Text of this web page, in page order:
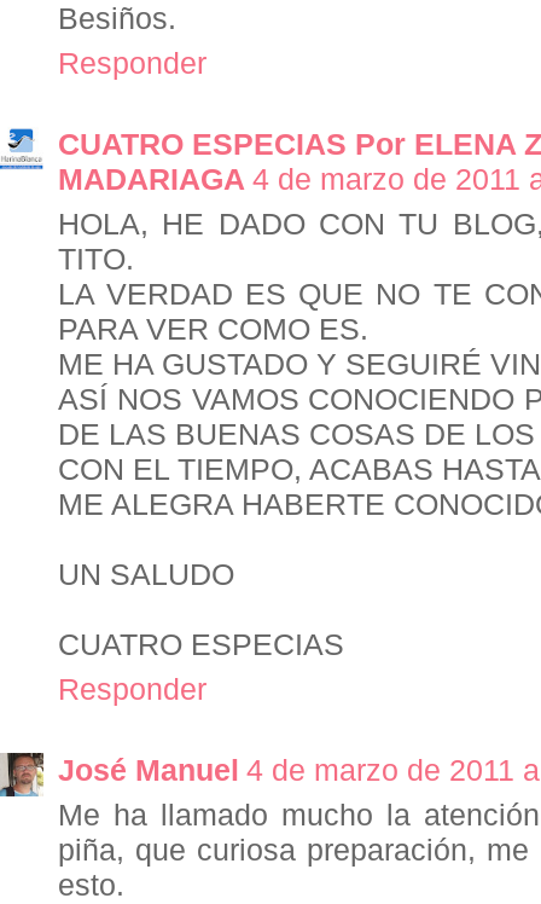
Besiños.
Responder
CUATRO ESPECIAS Por ELENA
MADARIAGA 4 de marzo de 2011
HOLA, HE DADO CON TU
TITO.
LA VERDAD ES QUE NO TE
PARA VER COMO ES.
ME HA GUSTADO Y SEGUIRÉ
ASÍ NOS VAMOS CONOCIENDO
DE LAS BUENAS COSAS DE
CON EL TIEMPO, ACABAS
ME ALEGRA HABERTE
UN SALUDO
CUATRO ESPECIAS
Responder
José Manuel 4 de marzo de 2011
Me ha llamado mucho la
piña, que curiosa preparación,
esto.